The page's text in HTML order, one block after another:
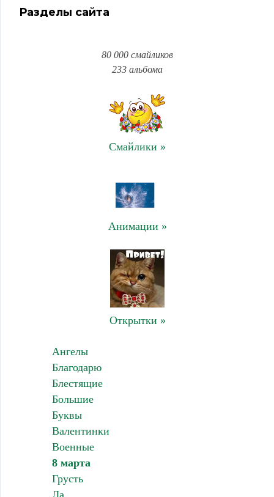
Разделы сайта
80 000 смайликов
233 альбома
Смайлики »
Анимации »
Открытки »
Ангелы
Благодарю
Блестящие
Большие
Буквы
Валентинки
Военные
8 марта
Грусть